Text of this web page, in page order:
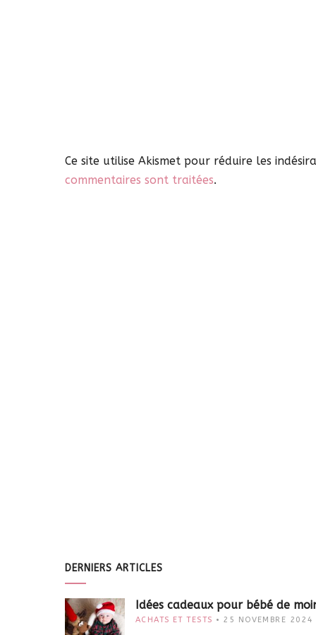
Ce site utilise Akismet pour réduire les
commentaires sont traitées.
DERNIERS ARTICLES
Idées cadeaux pour bébé de
ACHATS ET TESTS 25 NOVEMBRE 2024